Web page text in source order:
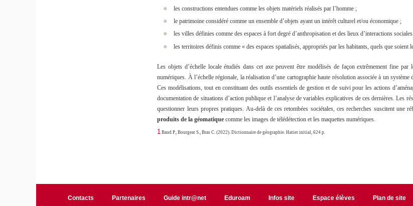
les constructions entendues comme les objets matériels réalisés par l’homme ;
le patrimoine considéré comme un ensemble d’objets ayant un intérêt culturel et/ou économique ;
les villes définies comme des espaces à fort degré d’anthropisation et des lieux d’interactions
les territoires définis comme « des espaces spatialisés, appropriés par les habitants, quels que soient
Les objets d’échelle locale étudiés dans cet axe peuvent être modélisés de façon extrêmement fine
numériques. À l’échelle régionale, la réalisation d’une cartographie haute résolution associée à un
Ces modélisations, tout en constituant des outils essentiels de gestion et de suivi pour les actions
documentation de situations d’action publique et l’analyse de variables explicatives de ces dernières. Les
questionner leurs propres pratiques. Au-delà de ces retombées sociétales, ces recherches suscitent une
produits de la géomatique comme les images de télédétection et les maquettes numériques.
1 Baud P., Bourgeat S., Bras C. (2022). Dictionnaire de géographie. Hatier initial, 624 p.
Contacts Partenaires Guide intr@net Eduroam Infos site Espace élèves Plan de site